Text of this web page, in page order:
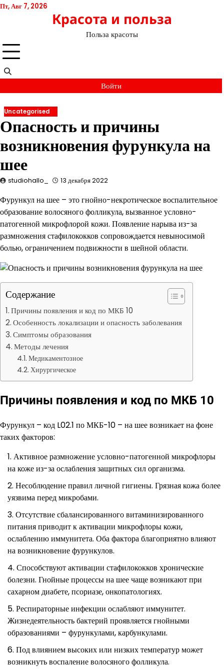
Перейти
Пт, Авг 7, 2026
Красота и польза
Польза красоты
Войти
Uncategorised
Опасность и причины
возникновения фурункула на
шее
studiohallo_ 13 декабря 2022
Фурункул на шее – это гнойно-некротическое воспалительное
образование волосяного фолликула, вызванное условно-
патогенной микрофлорой кожи. Появление нарыва из-за
размножения стафилококков сопровождается невыносимой
болью, ограничением подвижности в шейной области.
Содержание
Причины появления и код по МКБ 10
Особенность локализации и опасность заболевания
Симптомы образования
Методы лечения
Медикаментозное
Хирургическое
Причины появления и код по МКБ 10
Фурункул – код L02.1 по МКБ-10 – на шее возникает на фоне
таких факторов:
Активное размножение условно-патогенной микрофлоры
на коже из-за ослабления защитных сил организма.
Несоблюдение правил личной гигиены. Грязная кожа более
уязвима перед микробами.
Отсутствие сбалансированного витаминизированного
питания приводит к активации микрофлоры кожи,
ослаблению иммунитета. Оба фактора благоприятно влияют
на возникновение фурункулов.
Способствуют активации стафилококков хронические
болезни. Гнойные процессы на шее чаще возникают при
сахарном диабете, псориазе, онкопатологиях.
Респираторные инфекции ослабляют иммунитет.
Жизнедеятельность бактерий проявляется гнойными
образованиями – фурункулами, карбункулами.
Под влиянием высоких или низких температур может
возникнуть воспаление волосяного фолликула.